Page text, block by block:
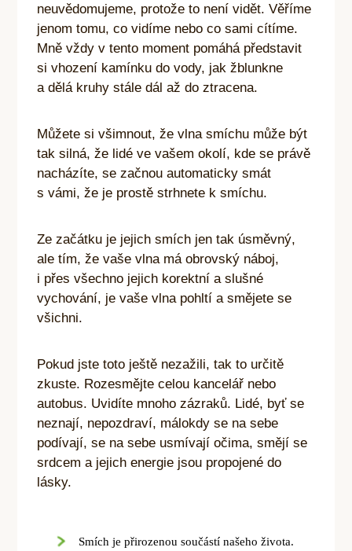
neuvědomujeme, protože to není vidět. Věříme
jenom tomu, co vidíme nebo co sami cítíme.
Mně vždyv tento moment pomáhá představit
si vhození kamínku do vody, jak žblunkne
a dělá kruhy stále dál až do ztracena.
Můžete si všimnout, že vlna smíchu může být
tak silná, že lidéve vašem okolí, kde se právě
nacházíte, se začnou automaticky smát
s vámi, že je prostě strhnete k smíchu.
Ze začátku je jejich smích jen tak úsměvný,
ale tím, že vaše vlna má obrovský náboj,
i přes všechno jejich korektní a slušné
vychování, je vaše vlna pohltí a smějete se
všichni.
Pokud jste toto ještě nezažili, tak to určitě
zkuste. Rozesmějte celou kancelář nebo
autobus. Uvidíte mnoho zázraků. Lidé, byťse
neznají, nepozdraví, málokdy se na sebe
podívají, se na sebe usmívají očima, smějí se
srdcem a jejich energie jsou propojenédo
lásky.
Smích je přirozenou součástí našeho života.